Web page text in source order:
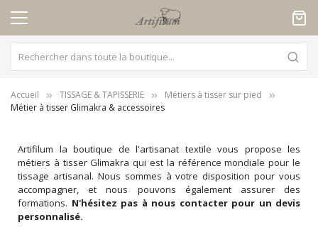
Accueil TISSAGE & TAPISSERIE
Métiers à tisser sur pied
Métier à tisser Glimakra & accessoires
Artifilum la boutique de l'artisanat textile vous propose les
métiers à tisser Glimakra qui est la référence mondiale pour le
tissage artisanal. Nous sommes à votre disposition pour vous
accompagner, et nous pouvons également assurer des
formations. N'hésitez pas à nous contacter pour un devis
personnalisé.